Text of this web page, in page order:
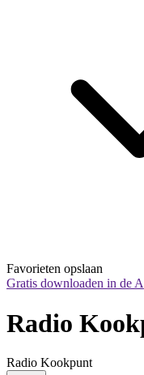
Favorieten opslaan
Gratis downloaden in de
Radio
Radio Kookpunt